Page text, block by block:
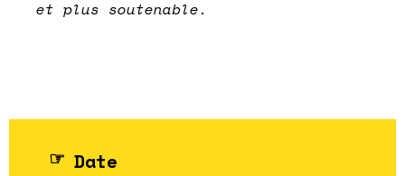
et plus soutenable.
Date